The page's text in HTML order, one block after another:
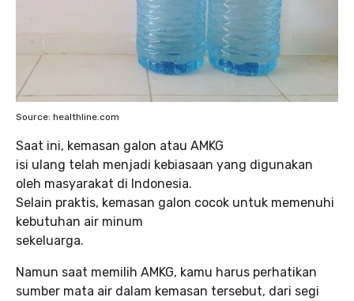
Source: healthline.com
Saat ini, kemasan galon atau AMKG
isi ulang telah menjadi kebiasaan yang digunakan
oleh masyarakat di Indonesia.
Selain praktis, kemasan galon cocok untuk memenuhi
kebutuhan air minum
sekeluarga.
Namun saat memilih AMKG, kamu harus perhatikan
sumber mata air dalam kemasan tersebut, dari segi